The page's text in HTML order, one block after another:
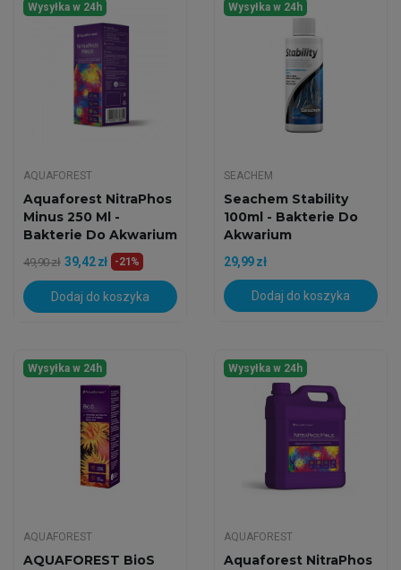
Wysyłka w 24h
AQUAFOREST
Aquaforest NitraPhos
Minus 250 Ml -
Bakterie Do Akwarium
49,90 zł 39,42 zł -21%
Dodaj do koszyka
Wysyłka w 24h
SEACHEM
Seachem Stability
100ml - Bakterie Do
Akwarium
29,99 zł
Dodaj do koszyka
Wysyłka w 24h
AQUAFOREST
AQUAFOREST BioS
Wysyłka w 24h
AQUAFOREST
Aquaforest NitraPhos